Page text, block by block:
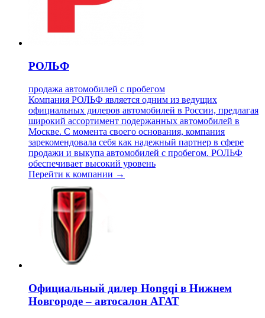
РОЛЬФ
продажа автомобилей с пробегом
Компания РОЛЬФ является одним из ведущих
официальных дилеров автомобилей в России, предлагая
широкий ассортимент подержанных автомобилей в
Москве. С момента своего основания, компания
зарекомендовала себя как надежный партнер в сфере
продажи и выкупа автомобилей с пробегом. РОЛЬФ
обеспечивает высокий уровень
Перейти к компании →
Официальный дилер Hongqi в Нижнем
Новгороде – автосалон АГАТ